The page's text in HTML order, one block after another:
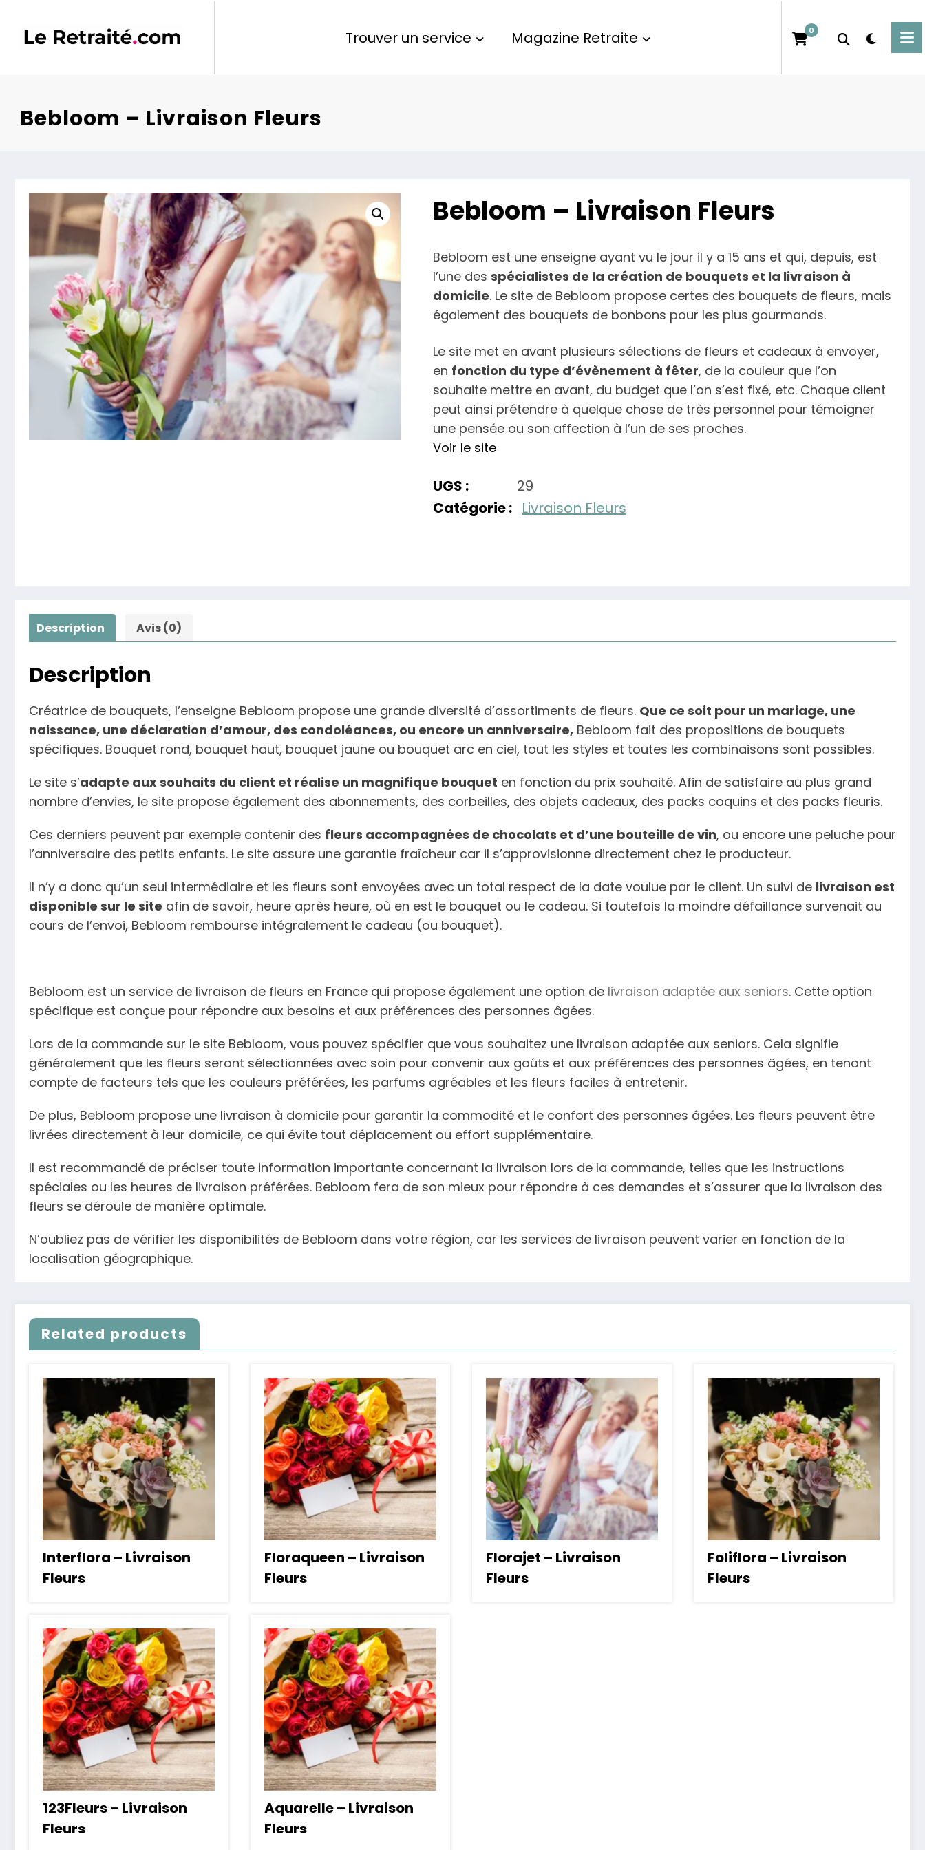
contenu
Trouver un service Magazine Retraite 0
Bebloom – Livraison Fleurs
Bebloom – Livraison Fleurs
Bebloom est une enseigne ayant vu le jour il y a 15 ans et qui, depuis, est
l’une des spécialistes de la création de bouquets et la livraison à
domicile. Le site de Bebloom propose certes des bouquets de fleurs, mais
également des bouquets de bonbons pour les plus gourmands.
Le site met en avant plusieurs sélections de fleurs et cadeaux à envoyer,
en fonction du type d’évènement à fêter, de la couleur que l’on
souhaite mettre en avant, du budget que l’on s’est fixé, etc. Chaque client
peut ainsi prétendre à quelque chose de très personnel pour témoigner
une pensée ou son affection à l’un de ses proches.
Voir le site
UGS :
29
Catégorie : Livraison Fleurs
Description Avis (0)
Description
Créatrice de bouquets, l’enseigne Bebloom propose une grande diversité d’assortiments de fleurs. Que ce soit pour un mariage, une
naissance, une déclaration d’amour, des condoléances, ou encore un anniversaire, Bebloom fait des propositions de bouquets
spécifiques. Bouquet rond, bouquet haut, bouquet jaune ou bouquet arc en ciel, tout les styles et toutes les combinaisons sont possibles.
Le site s’adapte aux souhaits du client et réalise un magnifique bouquet en fonction du prix souhaité. Afin de satisfaire au plus grand
nombre d’envies, le site propose également des abonnements, des corbeilles, des objets cadeaux, des packs coquins et des packs fleuris.
Ces derniers peuvent par exemple contenir des fleurs accompagnées de chocolats et d’une bouteille de vin, ou encore une peluche pour
l’anniversaire des petits enfants. Le site assure une garantie fraîcheur car il s’approvisionne directement chez le producteur.
Il n’y a donc qu’un seul intermédiaire et les fleurs sont envoyées avec un total respect de la date voulue par le client. Un suivi de livraison est
disponible sur le site afin de savoir, heure après heure, où en est le bouquet ou le cadeau. Si toutefois la moindre défaillance survenait au
cours de l’envoi, Bebloom rembourse intégralement le cadeau (ou bouquet).
Bebloom est un service de livraison de fleurs en France qui propose également une option de livraison adaptée aux seniors. Cette option
spécifique est conçue pour répondre aux besoins et aux préférences des personnes âgées.
Lors de la commande sur le site Bebloom, vous pouvez spécifier que vous souhaitez une livraison adaptée aux seniors. Cela signifie
généralement que les fleurs seront sélectionnées avec soin pour convenir aux goûts et aux préférences des personnes âgées, en tenant
compte de facteurs tels que les couleurs préférées, les parfums agréables et les fleurs faciles à entretenir.
De plus, Bebloom propose une livraison à domicile pour garantir la commodité et le confort des personnes âgées. Les fleurs peuvent être
livrées directement à leur domicile, ce qui évite tout déplacement ou effort supplémentaire.
Il est recommandé de préciser toute information importante concernant la livraison lors de la commande, telles que les instructions
spéciales ou les heures de livraison préférées. Bebloom fera de son mieux pour répondre à ces demandes et s’assurer que la livraison des
fleurs se déroule de manière optimale.
N’oubliez pas de vérifier les disponibilités de Bebloom dans votre région, car les services de livraison peuvent varier en fonction de la
localisation géographique.
Related products
Interflora – Livraison
Fleurs
Floraqueen – Livraison
Fleurs
Florajet – Livraison
Fleurs
Foliflora – Livraison
Fleurs
123Fleurs – Livraison
Fleurs
Aquarelle – Livraison
Fleurs